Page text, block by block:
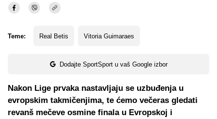
Teme: Real Betis Vitoria Guimaraes
Dodajte SportSport u vaš Google izbor
Nakon Lige prvaka nastavljaju se uzbuđenja u
evropskim takmičenjima, te ćemo večeras gledati
revanš mečeve osmine finala u Evropskoj i